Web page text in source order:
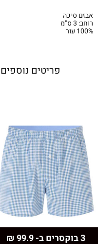
אבזם סיכה
רוחב: 3 ס"מ
100% עור
פריטים
3 בוקסרים ב- 99.9 ₪